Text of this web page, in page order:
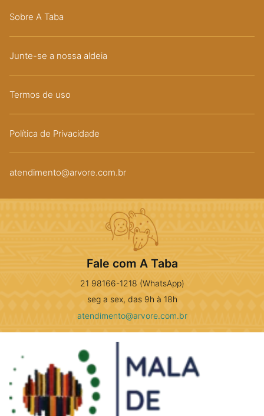
Sobre A Taba
Junte-se a nossa aldeia
Termos de uso
Política de Privacidade
atendimento@arvore.com.br
Fale com A Taba
21 98166-1218 (WhatsApp)
seg a sex, das 9h à 18h
atendimento@arvore.com.br